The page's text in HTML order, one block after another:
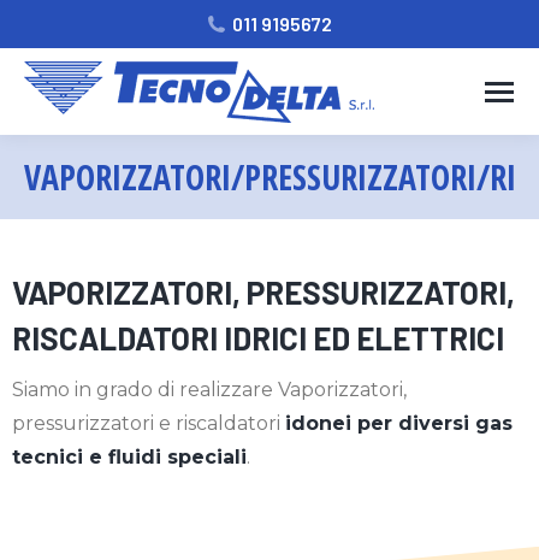
011 9195672
VAPORIZZATORI/PRESSURIZZATORI/
VAPORIZZATORI, PRESSURIZZATORI,
RISCALDATORI IDRICI ED ELETTRICI
Siamo in grado di realizzare Vaporizzatori,
pressurizzatori e riscaldatori idonei per diversi gas
tecnici e fluidi speciali.